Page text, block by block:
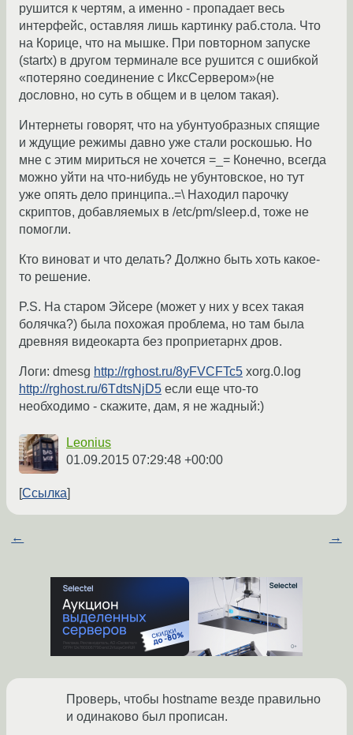
рушится к чертям, а именно - пропадает весь
интерфейс, оставляя лишь картинку раб.стола. Что
на Корице, что на мышке. При повторном запуске
(startx) в другом терминале все рушится с ошибкой
«потеряно соединение с ИксСервером»(не
дословно, но суть в общем и в целом такая).
Интернеты говорят, что на убунтуобразных спящие
и ждущие режимы давно уже стали роскошью. Но
мне с этим мириться не хочется =_= Конечно, всегда
можно уйти на что-нибудь не убунтовское, но тут
уже опять дело принципа..=\ Находил парочку
скриптов, добавляемых в /etc/pm/sleep.d, тоже не
помогли.
Кто виноват и что делать? Должно быть хоть какое-
то решение.
P.S. На старом Эйсере (может у них у всех такая
болячка?) была похожая проблема, но там была
древняя видеокарта без проприетарнх дров.
Логи: dmesg http://rghost.ru/8yFVCFTc5 xorg.0.log
http://rghost.ru/6TdtsNjD5 если еще что-то
необходимо - скажите, дам, я не жадный:)
Leonius
01.09.2015 07:29:48 +00:00
Ссылка
← →
Проверь, чтобы hostname везде правильно
и одинаково был прописан.